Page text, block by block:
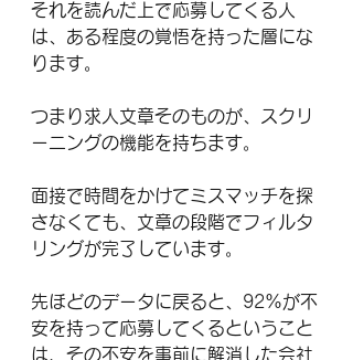
それを読んだ上で応募してくる人
は、ある程度の覚悟を持った層にな
ります。
つまり求人文章そのものが、スクリ
ーニングの機能を持ちます。
面接で時間をかけてミスマッチを探
さなくても、文章の段階でフィルタ
リングが完了しています。
先ほどのデータに戻ると、92%が不
安を持って応募してくるということ
は、その不安を事前に解消した会社